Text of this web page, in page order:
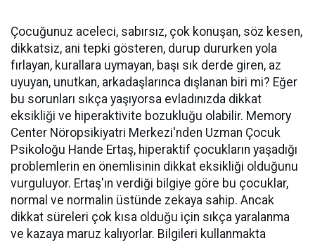
Çocuğunuz aceleci, sabırsız, çok konuşan, söz kesen,
dikkatsiz, ani tepki gösteren, durup dururken yola
fırlayan, kurallara uymayan, başı sık derde giren, az
uyuyan, unutkan, arkadaşlarınca dışlanan biri mi? Eğer
bu sorunları sıkça yaşıyorsa evladınızda dikkat
eksikliği ve hiperaktivite bozukluğu olabilir. Memory
Center Nöropsikiyatri Merkezi'nden Uzman Çocuk
Psikoloğu Hande Ertaş, hiperaktif çocukların yaşadığı
problemlerin en önemlisinin dikkat eksikliği olduğunu
vurguluyor. Ertaş'ın verdiği bilgiye göre bu çocuklar,
normal ve normalin üstünde zekaya sahip. Ancak
dikkat süreleri çok kısa olduğu için sıkça yaralanma
ve kazaya maruz kalıyorlar. Bilgileri kullanmakta